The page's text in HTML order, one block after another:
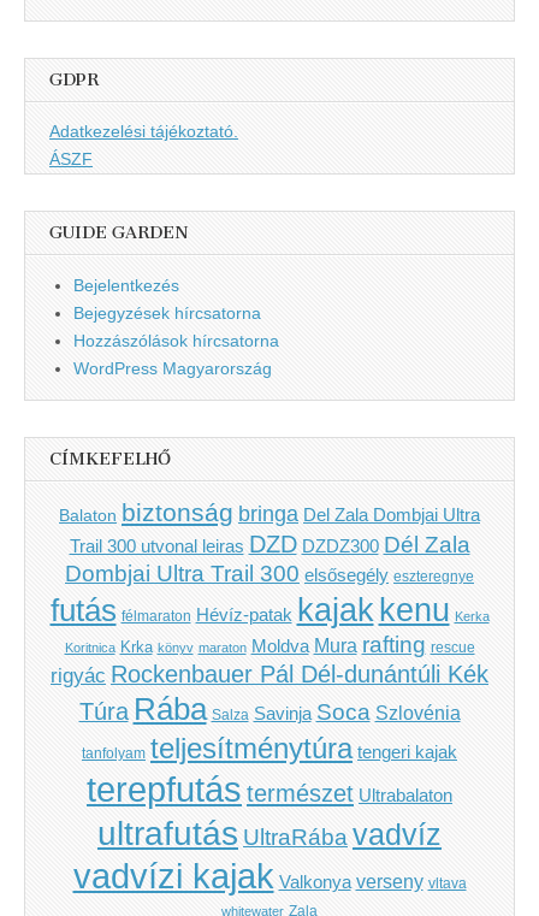
GDPR
Adatkezelési tájékoztató.
ÁSZF
GUIDE GARDEN
Bejelentkezés
Bejegyzések hírcsatorna
Hozzászólások hírcsatorna
WordPress Magyarország
CÍMKEFELHŐ
Balaton biztonság bringa Del Zala Dombjai Ultra
Trail 300 utvonal leiras DZD DZDZ300 Dél Zala
Dombjai Ultra Trail 300 elsősegély eszteregnye
futás félmaraton Hévíz-patak kajakkenu Kerka
Koritnica Krka könyv maraton Moldva Mura rafting rescue
rigyác Rockenbauer Pál Dél-dunántúli Kék
Túra Rába Salza Savinja Soca Szlovénia
tanfolyam teljesítménytúra tengeri kajak
terepfutás természet Ultrabalaton
ultrafutás UltraRábavadvíz
vadvízi kajak Valkonya verseny vltava
whitewater Zala